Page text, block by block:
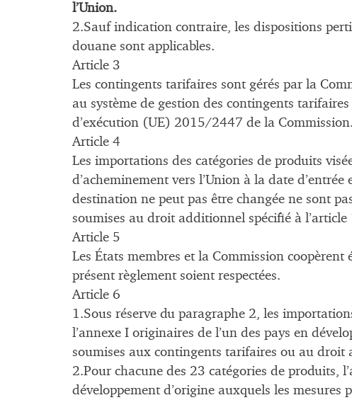
l’Union.
2.Sauf indication contraire, les dispositions
douane sont applicables.
Article 3
Les contingents tarifaires sont gérés par la
au système de gestion des contingents
d’exécution (UE) 2015/2447 de la Commission.
Article 4
Les importations des catégories de produits
d’acheminement vers l’Union à la date
destination ne peut pas être changée ne sont
soumises au droit additionnel spécifié à
Article 5
Les États membres et la Commission
présent règlement soient respectées.
Article 6
1.Sous réserve du paragraphe 2, les
l’annexe I originaires de l’un des pays en
soumises aux contingents tarifaires ou au droit
2.Pour chacune des 23 catégories de produits,
développement d’origine auxquels les mesures